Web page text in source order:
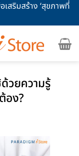
สริมสร้าง ‘สุขภาพที่
วยความรู้
อง?